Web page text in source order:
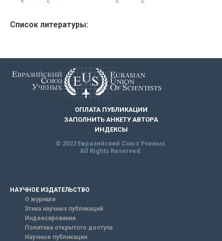
Список литературы:
ОПЛАТА ПУБЛИКАЦИИ
ЗАПОЛНИТЬ АНКЕТУ АВТОРА
ИНДЕКСЫ
© 2022 Евразийский Союз Ученых.
All Rights Reserved.
НАУЧНОЕ ИЗДАТЕЛЬСТВО
О журнале
Этика научных публикаций
Индексирование
Политика открытого доступа
Научные публикации